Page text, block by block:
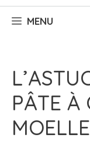
MENU
PÂTE À